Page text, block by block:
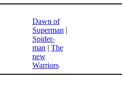
Dawn of
Superman |
Spider-
man | The
new
Warriors